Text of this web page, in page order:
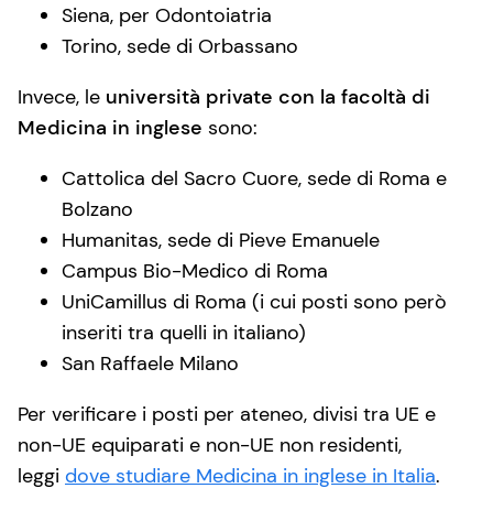
Siena, per Odontoiatria
Torino, sede di Orbassano
Invece, le università private con la facoltà di
Medicina in inglese sono:
Cattolica del Sacro Cuore, sede di Roma e
Bolzano
Humanitas, sede di Pieve Emanuele
Campus Bio-Medico di Roma
UniCamillus di Roma (i cui posti sono però
inseriti tra quelli in italiano)
San Raffaele Milano
Per verificare i posti per ateneo, divisi tra UE e
non-UE equiparati e non-UE non residenti,
leggi dove studiare Medicina in inglese in Italia.